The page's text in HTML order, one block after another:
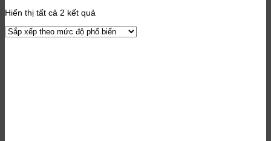
Hiển thị tất cả 2 kết quả
xếp